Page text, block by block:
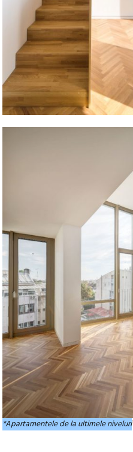
*Apartamentele de la ultimele niveluri